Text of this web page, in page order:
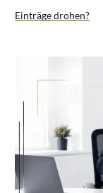
Einträge drohen?